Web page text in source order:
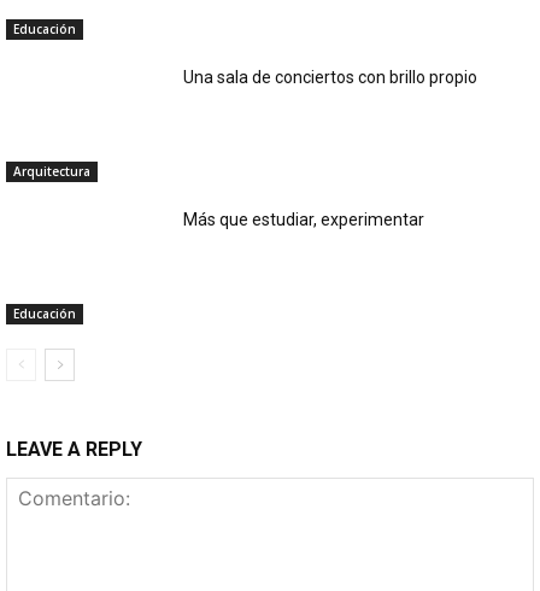
Educación
Arquitectura
Una sala de conciertos con brillo propio
Educación
Más que estudiar, experimentar
LEAVE A REPLY